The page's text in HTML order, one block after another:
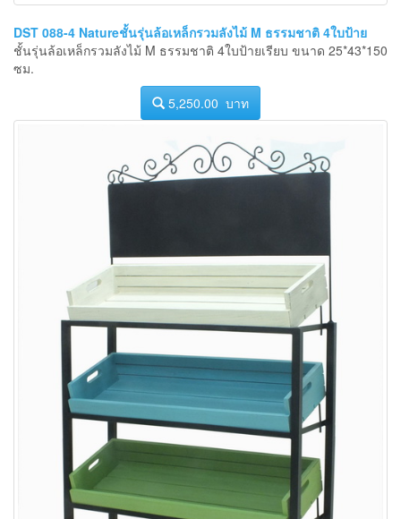
DST 088-4 Natureชั้นรุ่นล้อเหล็กรวมลังไม้ M ธรรมชาติ 4ใบป้าย
ชั้นรุ่นล้อเหล็กรวมลังไม้ M ธรรมชาติ 4ใบป้ายเรียบ ขนาด 25*43*150
ซม.
5,250.00 บาท